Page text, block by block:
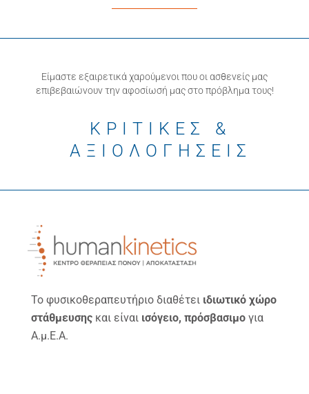
Είμαστε εξαιρετικά χαρούμενοι που οι ασθενείς μας
επιβεβαιώνουν την αφοσίωσή μας στο πρόβλημα τους!
ΚΡΙΤΙΚΕΣ &
ΑΞΙΟΛΟΓΗΣΕΙΣ
Το φυσικοθεραπευτήριο διαθέτει ιδιωτικό χώρο
στάθμευσης και είναι ισόγειο, πρόσβασιμο για
Α.μ.Ε.Α.